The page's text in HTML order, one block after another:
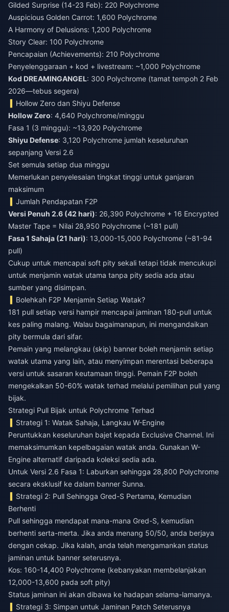
Gilded Surprise (14-23 Feb): 220 Polychrome
Auspicious Golden Carrot: 1,600 Polychrome
A Harmony of Delusions: 1,200 Polychrome
Story Clear: 100 Polychrome
Pencapaian (Achievements): 210 Polychrome
Penyelenggaraan + kod + livestream: ~1,000 Polychrome
Kod DREAMINGANGEL: 300 Polychrome (tamat tempoh 2 Feb
2026—tebus segera)
Hollow Zero dan Shiyu Defense
Hollow Zero: 4,640 Polychrome/minggu
Fasa 1 (3 minggu): ~13,920 Polychrome
Shiyu Defense: 3,120 Polychrome jumlah keseluruhan
sepanjang Versi 2.6
Set semula setiap dua minggu
Memerlukan penyelesaian tingkat tinggi untuk ganjaran
maksimum
Jumlah Pendapatan F2P
Versi Penuh 2.6 (42 hari): 26,390 Polychrome + 16 Encrypted
Master Tape = Nilai 28,950 Polychrome (~181 pull)
Fasa 1 Sahaja (21 hari): 13,000-15,000 Polychrome (~81-94
pull)
Cukup untuk mencapai soft pity sekali tetapi tidak mencukupi
untuk menjamin watak utama tanpa pity sedia ada atau
sumber yang disimpan.
Bolehkah F2P Menjamin Setiap Watak?
181 pull setiap versi hampir mencapai jaminan 180-pull untuk
kes paling malang. Walau bagaimanapun, ini mengandaikan
pity bermula dari sifar.
Pemain yang melangkau (skip) banner boleh menjamin setiap
watak utama yang lain, atau menyimpan merentasi beberapa
versi untuk sasaran keutamaan tinggi. Pemain F2P boleh
mengekalkan 50-60% watak terhad melalui pemilihan pull yang
bijak.
Strategi Pull Bijak untuk Polychrome Terhad
Strategi 1: Watak Sahaja, Langkau W-Engine
Peruntukkan keseluruhan bajet kepada Exclusive Channel. Ini
memaksimumkan kepelbagaian watak anda. Gunakan W-
Engine alternatif daripada koleksi sedia ada.
Untuk Versi 2.6 Fasa 1: Laburkan sehingga 28,800 Polychrome
secara eksklusif ke dalam banner Sunna.
Strategi 2: Pull Sehingga Gred-S Pertama, Kemudian
Berhenti
Pull sehingga mendapat mana-mana Gred-S, kemudian
berhenti serta-merta. Jika anda menang 50/50, anda berjaya
dengan cekap. Jika kalah, anda telah mengamankan status
jaminan untuk banner seterusnya.
Kos: 160-14,400 Polychrome (kebanyakan membelanjakan
12,000-13,600 pada soft pity)
Status jaminan ini akan dibawa ke hadapan selama-lamanya.
Strategi 3: Simpan untuk Jaminan Patch Seterusnya